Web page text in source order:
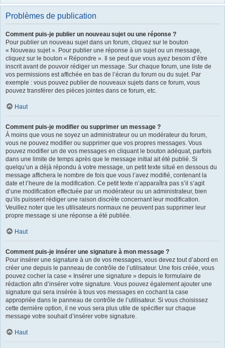
Problèmes de publication
Comment puis-je publier un nouveau sujet ou une réponse ?
Pour publier un nouveau sujet dans un forum, cliquez sur le bouton
« Nouveau sujet ». Pour publier une réponse à un sujet ou un message,
cliquez sur le bouton « Répondre ». Il se peut que vous ayez besoin d’être
inscrit avant de pouvoir rédiger un message. Sur chaque forum, une liste de
vos permissions est affichée en bas de l’écran du forum ou du sujet. Par
exemple : vous pouvez publier de nouveaux sujets dans ce forum, vous
pouvez transférer des pièces jointes dans ce forum, etc.
Haut
Comment puis-je modifier ou supprimer un message ?
À moins que vous ne soyez un administrateur ou un modérateur du forum,
vous ne pouvez modifier ou supprimer que vos propres messages. Vous
pouvez modifier un de vos messages en cliquant le bouton adéquat, parfois
dans une limite de temps après que le message initial ait été publié. Si
quelqu’un a déjà répondu à votre message, un petit texte situé en dessous du
message affichera le nombre de fois que vous l’avez modifié, contenant la
date et l’heure de la modification. Ce petit texte n’apparaîtra pas s’il s’agit
d’une modification effectuée par un modérateur ou un administrateur, bien
qu’ils puissent rédiger une raison discrète concernant leur modification.
Veuillez noter que les utilisateurs normaux ne peuvent pas supprimer leur
propre message si une réponse a été publiée.
Haut
Comment puis-je insérer une signature à mon message ?
Pour insérer une signature à un de vos messages, vous devez tout d’abord en
créer une depuis le panneau de contrôle de l’utilisateur. Une fois créée, vous
pouvez cocher la case « Insérer une signature » depuis le formulaire de
rédaction afin d’insérer votre signature. Vous pouvez également ajouter une
signature qui sera insérée à tous vos messages en cochant la case
appropriée dans le panneau de contrôle de l’utilisateur. Si vous choisissez
cette dernière option, il ne vous sera plus utile de spécifier sur chaque
message votre souhait d’insérer votre signature.
Haut